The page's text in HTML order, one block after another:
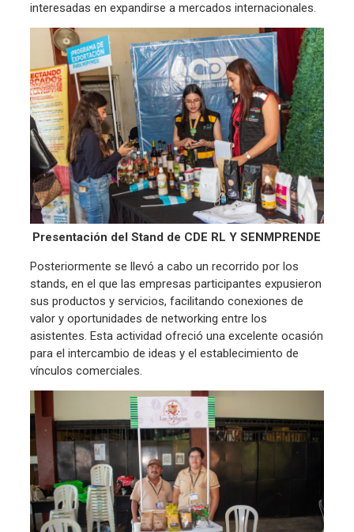
interesadas en expandirse a mercados internacionales.
Presentación del Stand de CDE RL Y SENMPRENDE
Posteriormente se llevó a cabo un recorrido por los
stands, en el que las empresas participantes expusieron
sus productos y servicios, facilitando conexiones de
valor y oportunidades de networking entre los
asistentes. Esta actividad ofreció una excelente ocasión
para el intercambio de ideas y el establecimiento de
vínculos comerciales.